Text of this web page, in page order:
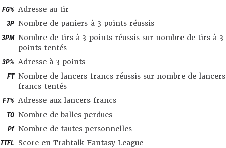
FG% Adresse au tir
3P Nombre de paniers à 3 points réussis
3PM Nombre de tirs à 3 points réussis sur nombre de tirs à 3
points tentés
3P% Adresse à 3 points
FT Nombre de lancers francs réussis sur nombre de lancers
francs tentés
FT% Adresse aux lancers francs
TO Nombre de balles perdues
Pf Nombre de fautes personnelles
TTFL Score en Trahtalk Fantasy League